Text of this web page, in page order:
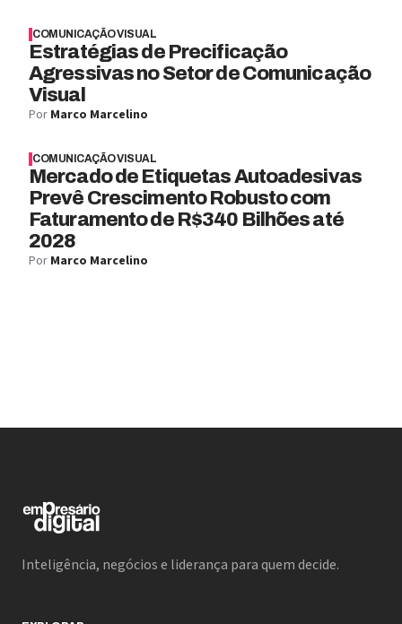
COMUNICAÇÃO VISUAL
Estratégias de Precificação
Agressivas no Setor de Comunicação
Visual
Por Marco Marcelino
COMUNICAÇÃO VISUAL
Mercado de Etiquetas Autoadesivas
Prevê Crescimento Robusto com
Faturamento de R$340 Bilhões até
2028
Por Marco Marcelino
Inteligência, negócios e liderança para quem decide.